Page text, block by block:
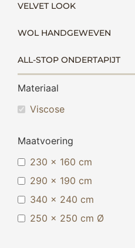
VELVET LOOK
WOL HANDGEWEVEN
ALL-STOP ONDERTAPIJT
Materiaal
Viscose
Maatvoering
230 x 160 cm
290 x 190 cm
340 x 240 cm
250 x 250 cm Ø